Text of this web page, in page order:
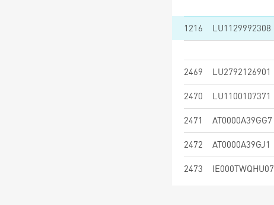
1216 LU1129992308
2469 LU2792126901
2470 LU1100107371
2471 AT0000A39GG7
2472 AT0000A39GJ1
2473 IE000TWQHU07